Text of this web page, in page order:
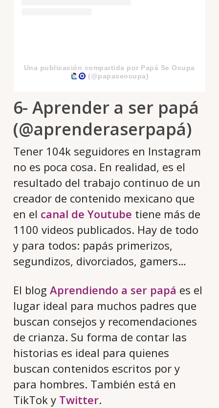
Una publicación compartida por Papá Se Ocupa
(@papaseocupa)
6- Aprender a ser papá
(@aprenderaserpapá)
Tener 104k seguidores en Instagram
no es poca cosa. En realidad, es el
resultado del trabajo continuo de un
creador de contenido mexicano que
en el canal de Youtube tiene más de
1100 videos publicados. Hay de todo
y para todos: papás primerizos,
segundizos, divorciados, gamers…
El blog Aprendiendo a ser papá es el
lugar ideal para muchos padres que
buscan consejos y recomendaciones
de crianza. Su forma de contar las
historias es ideal para quienes
buscan contenidos escritos por y
para hombres. También está en
TikTok y Twitter.